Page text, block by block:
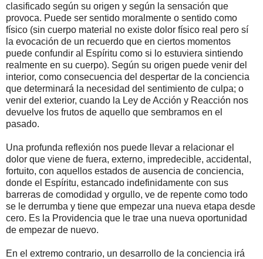
clasificado según su origen y según la sensación que
provoca. Puede ser sentido moralmente o sentido como
físico (sin cuerpo material no existe dolor físico real pero sí
la evocación de un recuerdo que en ciertos momentos
puede confundir al Espíritu como si lo estuviera sintiendo
realmente en su cuerpo). Según su origen puede venir del
interior, como consecuencia del despertar de la conciencia
que determinará la necesidad del sentimiento de culpa; o
venir del exterior, cuando la Ley de Acción y Reacción nos
devuelve los frutos de aquello que sembramos en el
pasado.
Una profunda reflexión nos puede llevar a relacionar el
dolor que viene de fuera, externo, impredecible, accidental,
fortuito, con aquellos estados de ausencia de conciencia,
donde el Espíritu, estancado indefinidamente con sus
barreras de comodidad y orgullo, ve de repente como todo
se le derrumba y tiene que empezar una nueva etapa desde
cero. Es la Providencia que le trae una nueva oportunidad
de empezar de nuevo.
En el extremo contrario, un desarrollo de la conciencia irá